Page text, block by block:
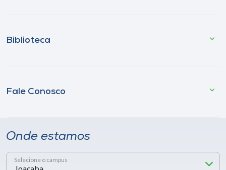
Biblioteca
Fale Conosco
Onde estamos
Selecione o campus